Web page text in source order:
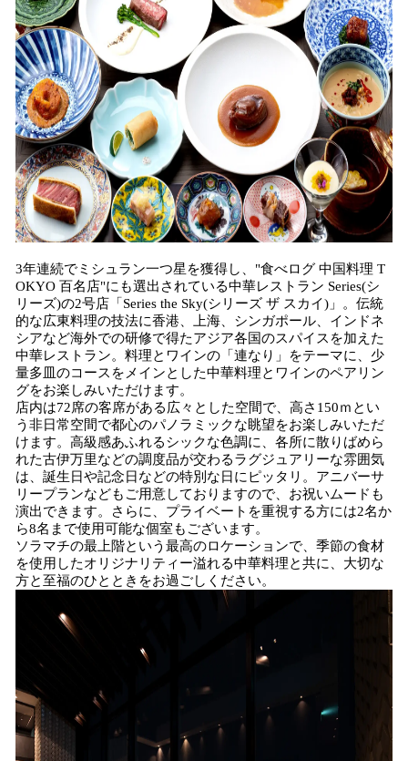
3年連続でミシュラン一つ星を獲得し、"食べログ 中国料理 T
OKYO 百名店"にも選出されている中華レストラン Series(シ
リーズ)の2号店「Series the Sky(シリーズ ザ スカイ)」。伝統
的な広東料理の技法に香港、上海、シンガポール、インドネ
シアなど海外での研修で得たアジア各国のスパイスを加えた
中華レストラン。料理とワインの「連なり」をテーマに、少
量多皿のコースをメインとした中華料理とワインのペアリン
グをお楽しみいただけます。
店内は72席の客席がある広々とした空間で、高さ150ｍとい
う非日常空間で都心のパノラミックな眺望をお楽しみいただ
けます。高級感あふれるシックな色調に、各所に散りばめら
れた古伊万里などの調度品が交わるラグジュアリーな雰囲気
は、誕生日や記念日などの特別な日にピッタリ。アニバーサ
リープランなどもご用意しておりますので、お祝いムードも
演出できます。さらに、プライベートを重視する方には2名か
ら8名まで使用可能な個室もございます。
ソラマチの最上階という最高のロケーションで、季節の食材
を使用したオリジナリティー溢れる中華料理と共に、大切な
方と至福のひとときをお過ごしください。